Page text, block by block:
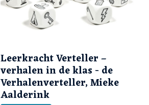
Leerkracht Verteller –
verhalen in de klas - de
Verhalenverteller, Mieke
Aalderink